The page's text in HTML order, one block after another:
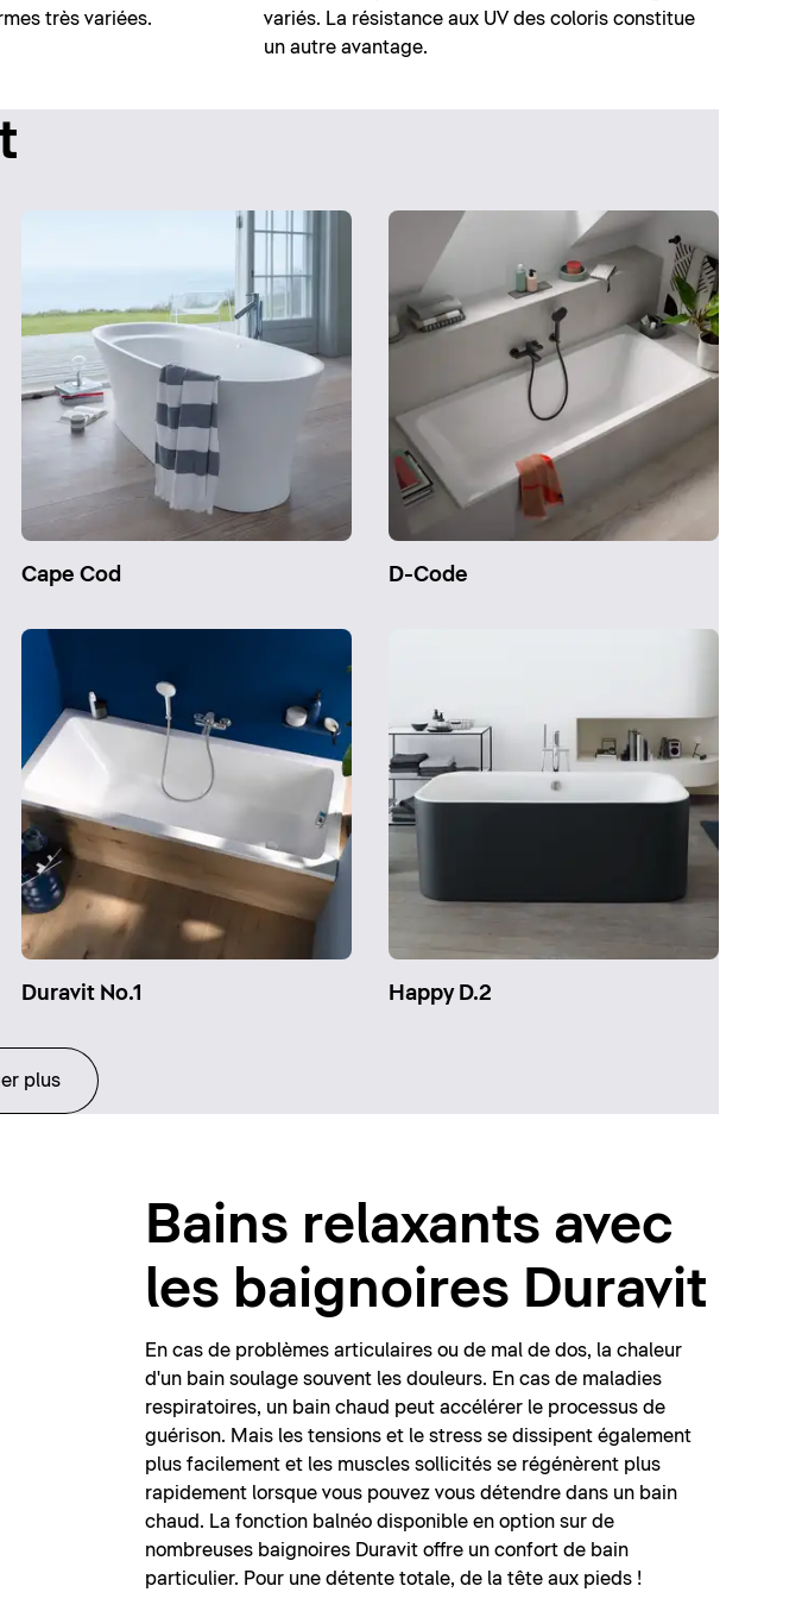
très variées.
variés. La résistance aux UV des coloris constitue
un autre avantage.
Cape Cod D-Code
Duravit No.1 Happy D.2
plus
Bains relaxants avec
les baignoires Duravit
En cas de problèmes articulaires ou de mal de dos, la chaleur
d'un bain soulage souvent les douleurs. En cas de maladies
respiratoires, un bain chaud peut accélérer le processus de
guérison. Mais les tensions et le stress se dissipent également
plus facilement et les muscles sollicités se régénèrent plus
rapidement lorsque vous pouvez vous détendre dans un bain
chaud. La fonction balnéo disponible en option sur de
nombreuses baignoires Duravit offre un confort de bain
particulier. Pour une détente totale, de la tête aux pieds !